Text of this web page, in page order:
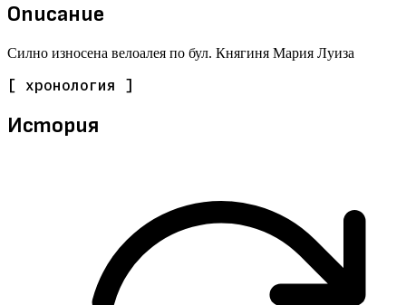
Описание
Силно износена велоалея по бул. Княгиня Мария Луиза
[ хронология ]
История